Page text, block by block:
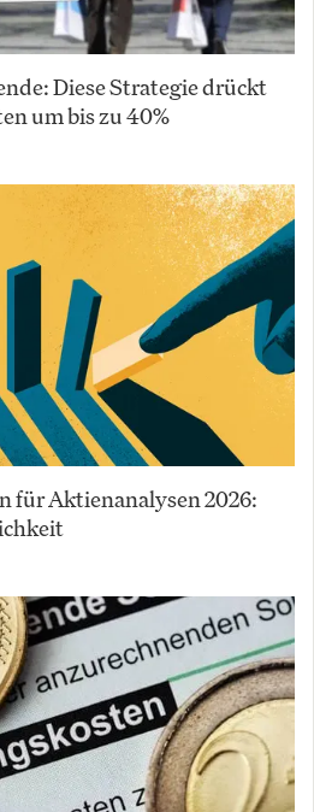
Diese Strategie drückt
um bis zu 40%
für Aktienanalysen 2026: